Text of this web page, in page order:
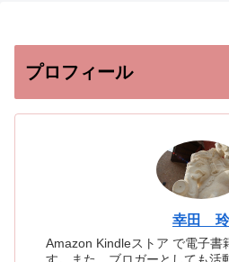
プロフィール
幸田 玲
Amazon Kindleストア で電子書